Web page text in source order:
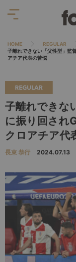
HOME REGULAR
子離れできない「父性型」監
アチア代表の苦悩
REGULAR
子離れできな
に振り回され
クロアチア代
長束 恭行 2024.07.13